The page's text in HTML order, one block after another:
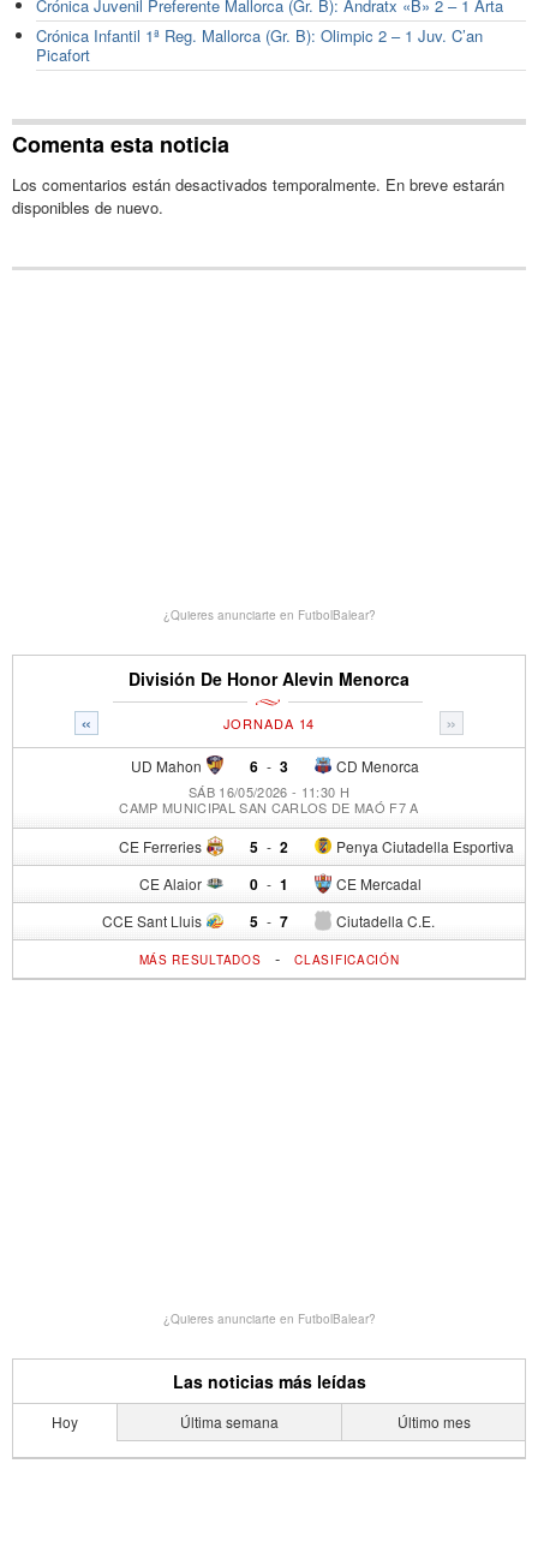
Crónica Juvenil Preferente Mallorca (Gr. B): Andratx «B» 2 – 1 Arta
Crónica Infantil 1ª Reg. Mallorca (Gr. B): Olimpic 2 – 1 Juv. C’an
Picafort
Comenta esta noticia
Los comentarios están desactivados temporalmente. En breve estarán
disponibles de nuevo.
¿Quieres anunciarte en FutbolBalear?
División De Honor Alevin Menorca
« »
JORNADA 14
UD Mahon 6 - CD Menorca
3
SÁB 16/05/2026 - 11:30 H
CAMP MUNICIPAL SAN CARLOS DE MAÓ F7 A
CE Ferreries 5 - Penya Ciutadella Esportiva
2
CE Alaior 0 - CE Mercadal
1
CCE Sant Lluis 5 - Ciutadella C.E.
7
MÁS RESULTADOS -CLASIFICACIÓN
¿Quieres anunciarte en FutbolBalear?
Las noticias más leídas
Hoy Última semana Último mes